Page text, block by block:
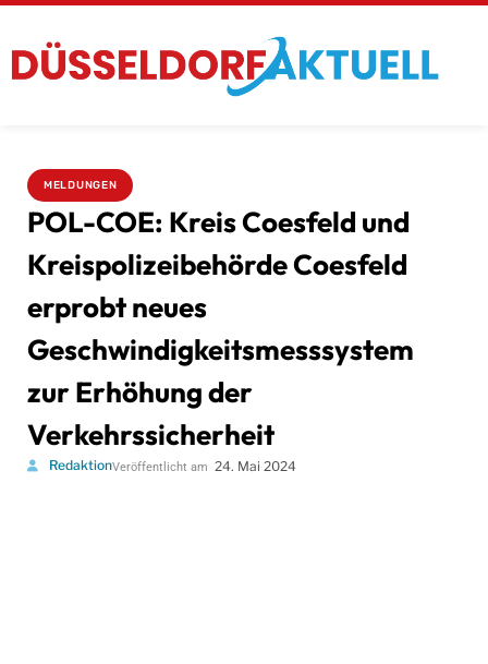
MELDUNGEN
POL-COE: Kreis Coesfeld und
Kreispolizeibehörde Coesfeld
erprobt neues
Geschwindigkeitsmesssystem
zur Erhöhung der
Verkehrssicherheit
RedaktionVeröffentlicht am 24. Mai 2024